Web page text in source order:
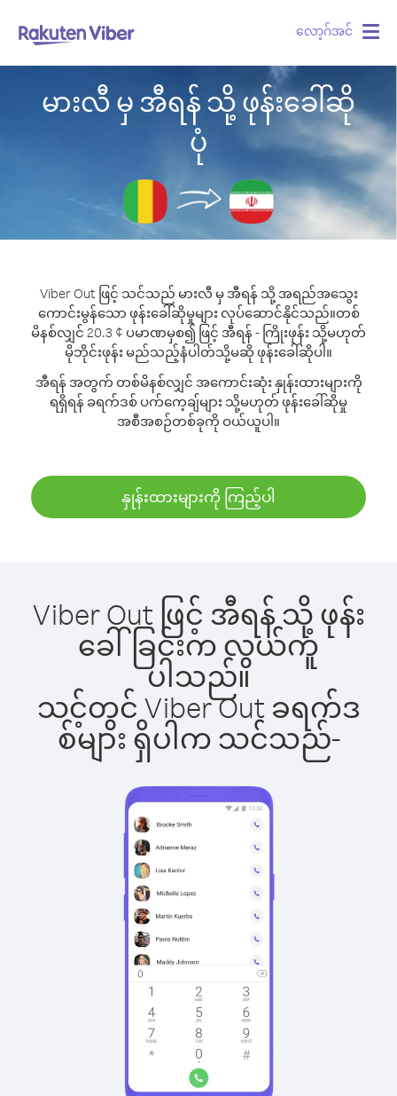
လော့ဂ်အင်
မားလီ မှ အီရန် သို့ ဖုန်းခေါ်ဆို
ပုံ
Viber Out ဖြင့် သင်သည် မားလီ မှ အီရန် သို့ အရည်အသွေး
ကောင်းမွန်သော ဖုန်းခေါ်ဆိုမှုများ လုပ်ဆောင်နိုင်သည်။တစ်
မိနစ်လျှင် 20.3 ¢ ပမာဏမှစ၍ ဖြင့် အီရန် - ကြိုးဖုန်း သို့မဟုတ်
မိုဘိုင်းဖုန်း မည်သည့်နံပါတ်သို့မဆို ဖုန်းခေါ်ဆိုပါ။
အီရန် အတွက် တစ်မိနစ်လျှင် အကောင်းဆုံး နှုန်းထားများကို
ရရှိရန် ခရက်ဒစ် ပက်ကေ့ချ်များ သို့မဟုတ် ဖုန်းခေါ်ဆိုမှု
အစီအစဉ်တစ်ခုကို ဝယ်ယူပါ။
နှုန်းထားများကို ကြည့်ပါ
Viber Out ဖြင့် အီရန် သို့ ဖုန်း
ခေါ်ခြင်းက လွယ်ကူ
ပါသည်။
သင့်တွင် Viber Out ခရက်ဒ
စ်များ ရှိပါက သင်သည်-